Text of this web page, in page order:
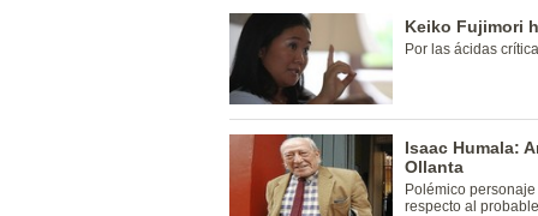
Keiko Fujimori
Por las ácidas
Isaac Humala:
Ollanta
Polémico
respecto al